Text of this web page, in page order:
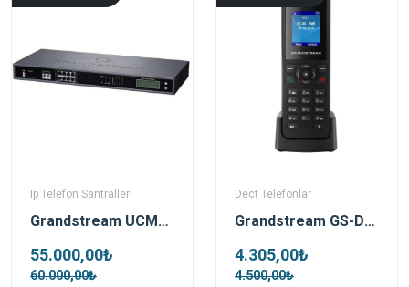
Ip Telefon Santralleri
Grandstream UCM6208 Ip Telefon Santrali
55.000,00₺
60.000,00₺
Dect Telefonlar
Grandstream GS-DP720 Ip Dect Telefon
4.305,00₺
4.500,00₺